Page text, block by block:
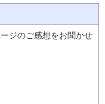
ジのご感想をお聞かせ